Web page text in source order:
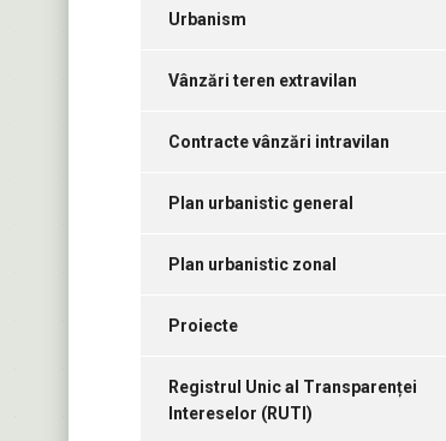
Urbanism
Vânzări teren extravilan
Contracte vânzări intravilan
Plan urbanistic general
Plan urbanistic zonal
Proiecte
Registrul Unic al Transparenței
Intereselor (RUTI)